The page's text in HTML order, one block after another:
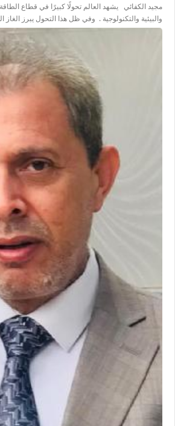
مجيد الكفائي يشهد العالم تحولًا كبيرًا في قطاع الطاقة
والبيئية والتكنولوجية . وفي ظل هذا التحول يبرز الغاز